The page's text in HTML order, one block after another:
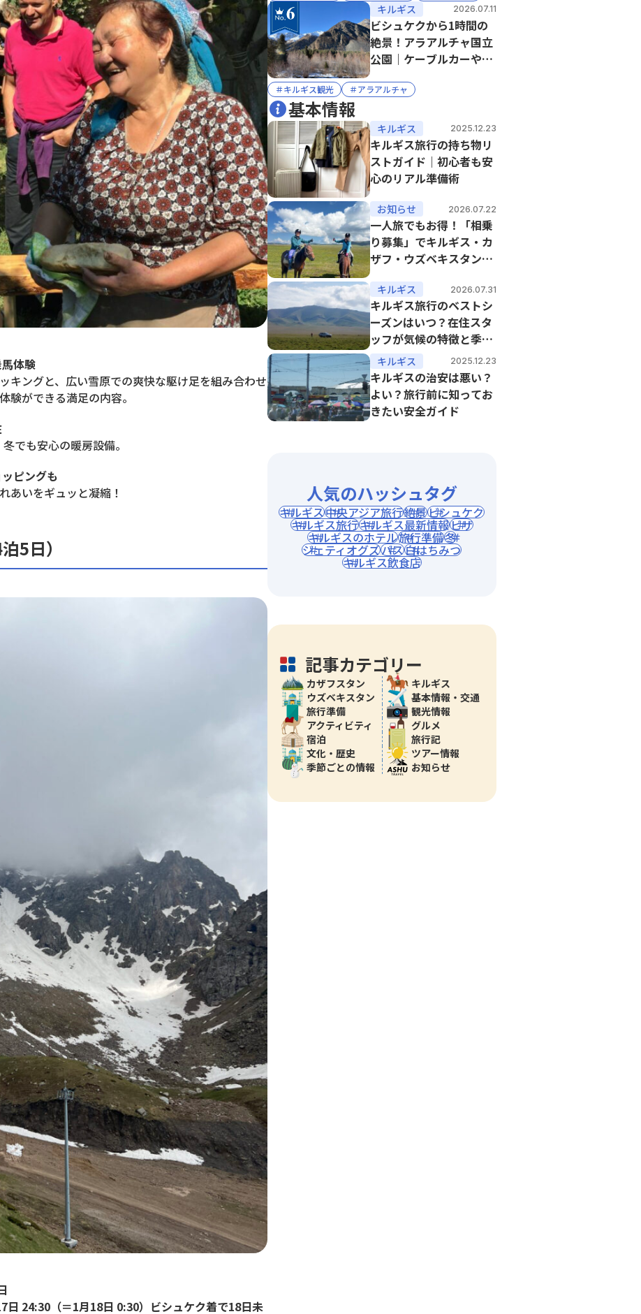
体験
キングと、広い雪原での爽快な駆け足を組み合わせ
験ができる満足の内容。
でも安心の暖房設備。
ピングも
あいをギュッと凝縮！
5日）
日 24:30（＝1月18日 0:30） ビシュケク着で18日未
キルギス 2026.07.11
ビシュケクから1時間の
絶景！アラアルチャ国立
公園｜ケーブルカーや入
園ルールを在住スタッフ
が徹底解説
＃キルギス観光 ＃アラアルチャ
基本情報
キルギス 2025.12.23
キルギス旅行の持ち物リ
ストガイド｜初心者も安
心のリアル準備術
お知らせ 2026.07.22
一人旅でもお得！「相乗
り募集」でキルギス・カ
ザフ・ウズベキスタン乗
馬ツアーを格安にしよう
キルギス 2026.07.31
キルギス旅行のベストシ
ーズンはいつ？在住スタ
ッフが気候の特徴と季節
の魅力を徹底解説
キルギス 2025.12.23
キルギスの治安は悪い？
よい？旅行前に知ってお
きたい安全ガイド
人気のハッシュタグ
キルギス中央アジア旅行絶景ビシュケク
キルギス旅行キルギス最新情報ビザ
キルギスのホテル旅行準備冬
ジェティオグズバス白はちみつ
キルギス飲食店
記事カテゴリー
カザフスタン
キルギス
ウズベキスタン
基本情報・交通
旅行準備
観光情報
アクティビティ
グルメ
宿泊
旅行記
文化・歴史
ツアー情報
季節ごとの情報
お知らせ